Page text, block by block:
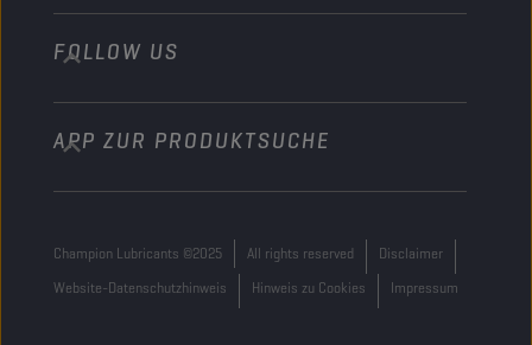
info@championlubes.com
+32 3 870 00 20
Georges Gilliotstraat, 52 2620 Hemiksem
FOLLOW US
APP ZUR PRODUKTSUCHE
Champion Lubricants ©2025 All rights reserved
Disclaimer
Website-Datenschutzhinweis
Hinweis zu Cookies Impressum